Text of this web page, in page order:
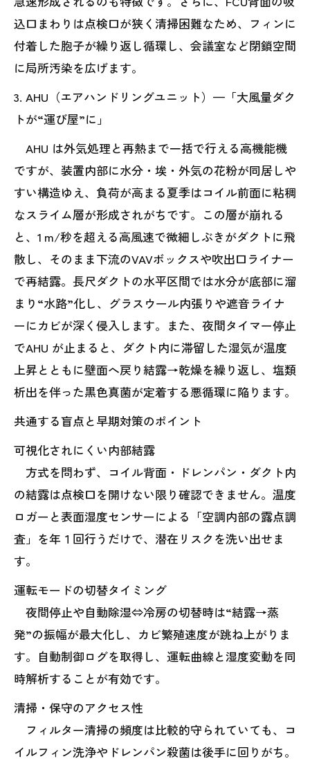
込口まわりは点検口が狭く清掃困難なため、フィンに
付着した胞子が繰り返し循環し、会議室など閉鎖空間
に局所汚染を広げます。
3. AHU（エアハンドリングユニット）—「大風量ダク
トが“運び屋”に」
AHU は外気処理と再熱まで一括で行える高機能機
ですが、装置内部に水分・埃・外気の花粉が同居しや
すい構造ゆえ、負荷が高まる夏季はコイル前面に粘稠
なスライム層が形成されがちです。この層が崩れる
と、1 m/秒を超える高風速で微細しぶきがダクトに飛
散し、そのまま下流のVAVボックスや吹出口ライナー
で再結露。長尺ダクトの水平区間では水分が底部に溜
まり“水路”化し、グラスウール内張りや遮音ライナ
ーにカビが深く侵入します。また、夜間タイマー停止
でAHU が止まると、ダクト内に滞留した湿気が温度
上昇とともに壁面へ戻り結露→乾燥を繰り返し、塩類
析出を伴った黒色真菌が定着する悪循環に陥ります。
共通する盲点と早期対策のポイント
可視化されにくい内部結露
方式を問わず、コイル背面・ドレンパン・ダクト内
の結露は点検口を開けない限り確認できません。温度
ロガーと表面湿度センサーによる「空調内部の露点調
査」を年１回行うだけで、潜在リスクを洗い出せま
す。
運転モードの切替タイミング
夜間停止や自動除湿⇔冷房の切替時は“結露→蒸
発”の振幅が最大化し、カビ繁殖速度が跳ね上がりま
す。自動制御ログを取得し、運転曲線と湿度変動を同
時解析することが有効です。
清掃・保守のアクセス性
フィルター清掃の頻度は比較的守られていても、コ
イルフィン洗浄やドレンパン殺菌は後手に回りがち。